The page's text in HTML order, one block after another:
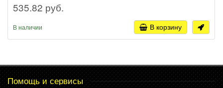
535.82 руб.
В наличии В корзину
Помощь и сервисы